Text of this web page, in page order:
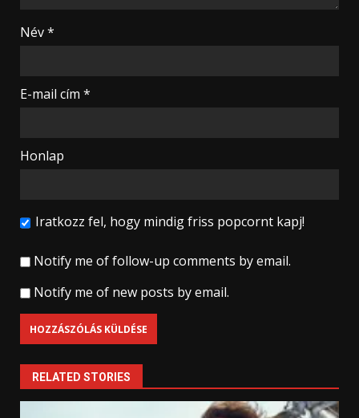
Név*
E-mail cím *
Honlap
Iratkozz fel, hogy mindig friss popcornt kapj!
Notify me of follow-up comments by email.
Notify me of new posts by email.
RELATED STORIES